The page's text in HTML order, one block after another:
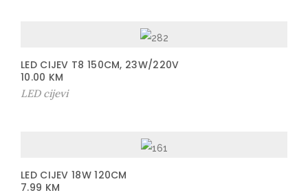
LED CIJEV T8 150CM, 23W/220V
10.00 KM
LED cijevi
LED CIJEV 18W 120CM
7.99 KM